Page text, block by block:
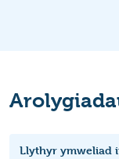
Llythyr ymweliad